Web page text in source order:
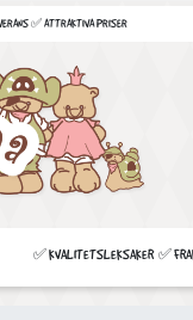
✅ ATTRAKTIVA PRISER
✅ KVALITETSLEKSAKER ✅